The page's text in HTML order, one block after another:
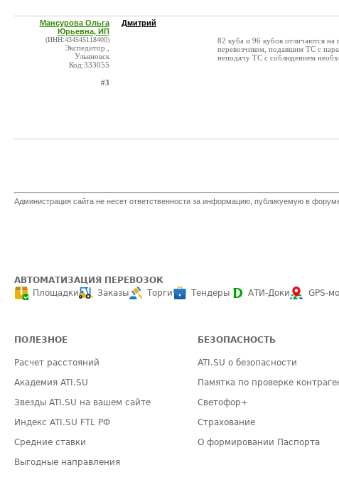
Мансурова Ольга
Юрьевна, ИП
(ИНН:434545118400)
Экспедитор ,
Ульяновск
Код:333055
#3
Дмитрий
82 куба и 96 кубов отличаются на
перевозчиком, подавшим ТС с
неподачу ТС с соблюдением
Администрация сайта не несет ответственности за информацию, публикуемую в
АВТОМАТИЗАЦИЯ ПЕРЕВОЗОК
Площадки
Заказы Торги Тендеры АТИ-Доки GPS-
ПОЛЕЗНОЕ
Расчет расстояний
Академия ATI.SU
Звезды ATI.SU на вашем сайте
Индекс ATI.SU FTL РФ
Средние ставки
Выгодные направления
БЕЗОПАСНОСТЬ
ATI.SU о безопасности
Памятка по проверке
Светофор+
Страхование
О формировании Паспорта